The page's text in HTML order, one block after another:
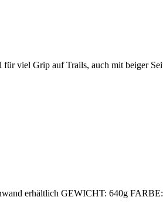
viel Grip auf Trails, auch mit beiger
erhältlich GEWICHT: 640g